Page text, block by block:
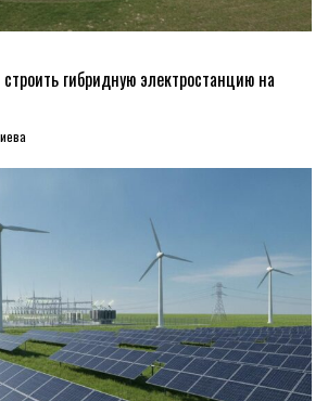
гибридную электростанцию на